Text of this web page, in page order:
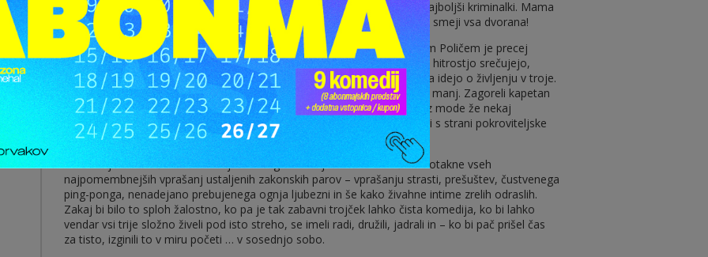
gospe eksplozivnega temperamenta, je vzdušje na odru napeto kot v najboljši kriminalki. Mama
sinka že ne bo spustila iz rok brez ‘poštenega’ dvoboja, pa če se na glas smeji vsa dvorana!
Ljubezenski trikotnik med Borisom Cavazzo, Mileno Zupančič in Radkom Poličem je precej
nenavaden. Prepletajo svoje življenjske izkušnje in se hkrati s svetlobno hitrostjo srečujejo,
odljubijo, zaljubijo, dajejo dol, vzdihujejo, se smejejo in – pridejo tudi na idejo o življenju v troje.
No ja, za Mileno je to kaj zabavna misel in zelo možna, zanju pa…malo manj. Zagoreli kapetan
pač ne bo delil postelje z modelom, ki se oblači v XXXXL oblačila, ki so iz mode že nekaj
desetletij. Poleg tega si je nakopal še zgroženost tektonskih razsežnosti s strani pokroviteljske
Radkove mame.
V razburljivih in sočnih medsebojnih dialogih se trojica v kratkem času dotakne vseh
najpomembnejših vprašanj ustaljenih zakonskih parov – vprašanju strasti, prešuštev, čustvenega
ping-ponga, nenadejano prebujenega ognja ljubezni in še kako živahne intime zrelih odraslih.
Zakaj bi bilo to sploh žalostno, ko pa je tak zabavni trojček lahko čista komedija, ko bi lahko
vendar vsi trije složno živeli pod isto streho, se imeli radi, družili, jadrali in – ko bi pač prišel čas
za tisto, izginili to v miru početi … v sosednjo sobo.